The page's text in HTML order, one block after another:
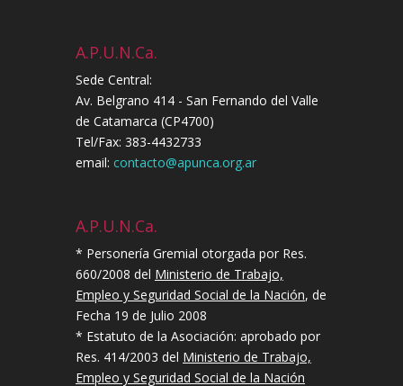
A.P.U.N.Ca.
Sede Central:
Av. Belgrano 414 - San Fernando del Valle
de Catamarca (CP4700)
Tel/Fax: 383-4432733
email: contacto@apunca.org.ar
A.P.U.N.Ca.
* Personería Gremial otorgada por Res.
660/2008 del Ministerio de Trabajo,
Empleo y Seguridad Social de la Nación, de
Fecha 19 de Julio 2008
* Estatuto de la Asociación: aprobado por
Res. 414/2003 del Ministerio de Trabajo,
Empleo y Seguridad Social de la Nación